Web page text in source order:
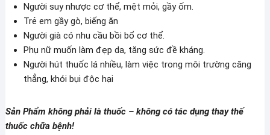
Người suy nhược cơ thể, mệt mỏi, gầy ốm.
Trẻ em gầy gò, biếng ăn
Người già có nhu cầu bồi bổ cơ thể.
Phụ nữ muốn làm đẹp da, tăng sức đề kháng.
Người hút thuốc lá nhiều, làm việc trong môi trường căng
thẳng, khói bụi độc hại
Sản Phẩm không phải là thuốc – không có tác dụng thay thế
thuốc chữa bệnh!